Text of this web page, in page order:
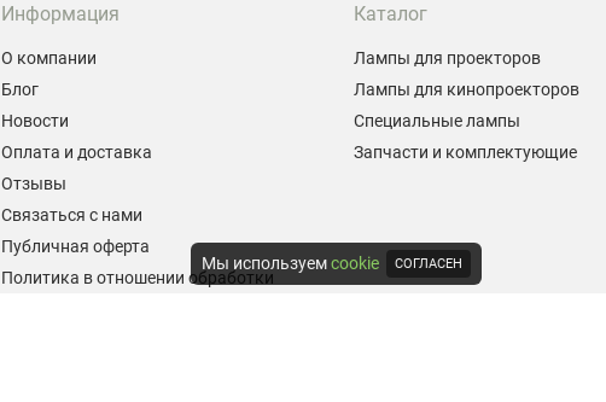
Информация
О компании
Блог
Новости
Оплата и доставка
Отзывы
Связаться с нами
Публичная оферта
Политика в отношении обработки
Каталог
Лампы для проекторов
Лампы для кинопроекторов
Специальные лампы
Запчасти и комплектующие
Мы используемcookie СОГЛАСЕН